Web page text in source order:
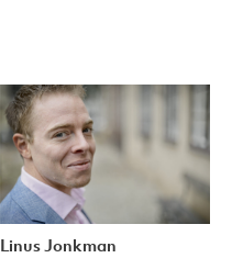
Linus Jonkman